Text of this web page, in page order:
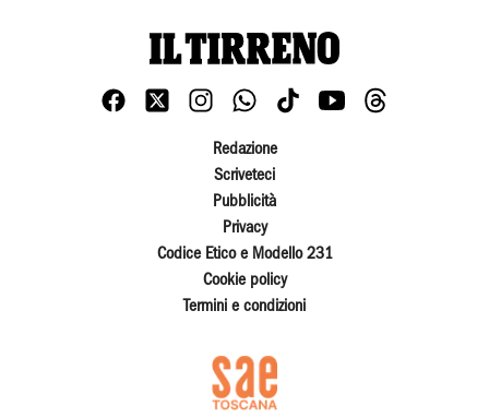
Redazione
Scriveteci
Pubblicità
Privacy
Codice Etico e Modello 231
Cookie policy
Termini e condizioni